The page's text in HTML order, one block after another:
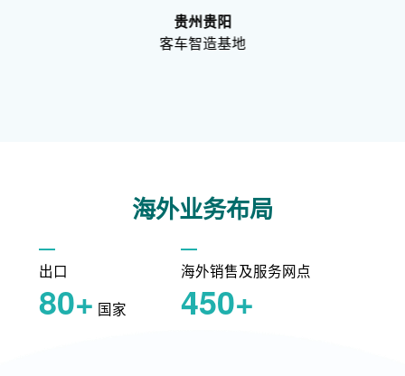
贵州贵阳
客车智造基地
海外业务布局
出口
80+ 国家
海外销售及服务网点
450+